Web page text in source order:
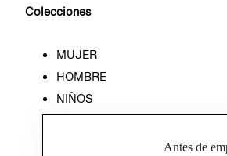
Colecciones
MUJER
HOMBRE
NIÑOS
Antes de